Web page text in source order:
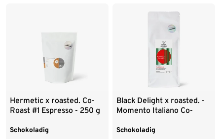
Hermetic x roasted. Co-
Roast #1 Espresso - 250 g
Schokoladig
Black Delight x roasted. -
Momento Italiano Co-
Ganze Bohne
Schokoladig